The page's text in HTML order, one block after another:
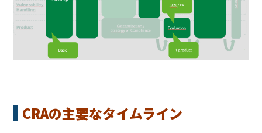
CRAの主要なタイムライン